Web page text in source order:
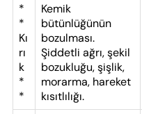
*
*
Kı
rı
k
*
*
Kemik
bütünlüğünün
bozulması.
Şiddetli ağrı, şekil
bozukluğu, şişlik,
morarma, hareket
kısıtlılığı.